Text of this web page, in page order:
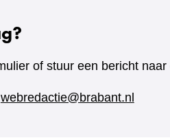
of stuur een bericht
webredactie@brabant.nl